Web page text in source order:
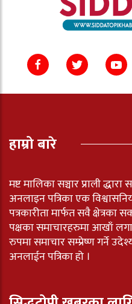
हाम्रो बारे
मष्ट मालिका सञ्चार प्राली
अनलाइन पत्रिका एक
पत्रकारीता मार्फत सवै क्षेत्रका
पक्षका समाचारहरुमा आखाँ
रुपमा समाचार सम्प्रेष्ण गर्ने
अनलाईन पत्रिका हो ।